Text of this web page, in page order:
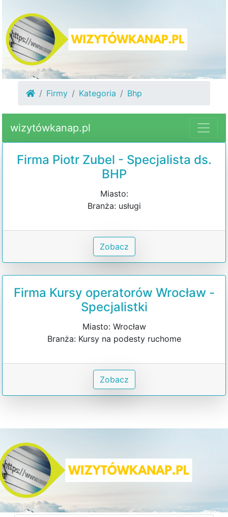
Firmy Kategoria Bhp
wizytówkanap.pl
Firma Piotr Zubel - Specjalista ds.
BHP
Miasto:
Branża: usługi
Zobacz
Firma Kursy operatorów Wrocław -
Specjalistki
Miasto: Wrocław
Branża: Kursy na podesty ruchome
Zobacz